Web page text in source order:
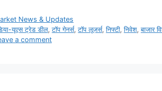
News & Updates
यूएस ट्रेड डील,टॉप गेनर्स,टॉप लूजर्स,निफ्टी,निवेश,बाजार
a comment